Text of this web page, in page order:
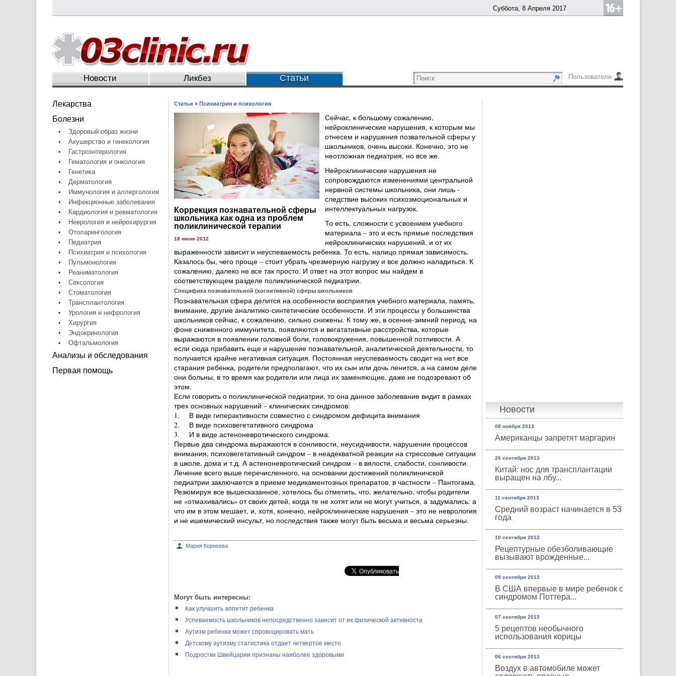
Суббота, 8 Апреля 2017
Пользователи
Новости Ликбез Статьи
Лекарства
Болезни
•
Здоровый образ жизни
•
Акушерство и гинекология
•
Гастроэнтерология
•
Гематология и онкология
•
Генетика
•
Дерматология
•
Иммунология и аллергология
•
Инфекционные заболевания
•
Кардиология и ревматология
•
Неврология и нейрохирургия
•
Отоларингология
•
Педиатрия
•
Психиатрия и психология
•
Пульмонология
•
Реаниматология
•
Сексология
•
Стоматология
•
Трансплантология
•
Урология и нефрология
•
Хирургия
•
Эндокринология
•
Офтальмология
Анализы и обследования
Первая помощь
Новости
08 ноября 2013
Американцы запретят маргарин
26 сентября 2013
Китай: нос для трансплантации
выращен на лбу...
11 сентября 2013
Средний возраст начинается в 53
года
10 сентября 2013
Рецептурные обезболивающие
вызывают врожденные...
09 сентября 2013
В США впервые в мире ребенок с
синдромом Поттера...
07 сентября 2013
5 рецептов необычного
использования корицы
06 сентября 2013
Воздух в автомобиле может
Статьи » Психиатрия и психология
Коррекция познавательной сферы
школьника как одна из проблем
поликлинической терапии
18 июня 2012
Сейчас, к большому сожалению,
нейроклинические нарушения, к которым мы
отнесем и нарушения позвательной сферы у
школьников, очень высоки. Конечно, это не
неотложная педиатрия, но все же.
Нейроклинические нарушения не
сопровождаются изменениями центральной
нервной системы школьника, они лишь -
следствие высоких психоэмоциональных и
интеллектуальных нагрузок.
То есть, сложности с усвоением учебного
материала – это и есть прямые последствия
нейроклинических нарушений, и от их
выраженности зависит и неуспеваемость ребенка. То есть, налицо прямая зависимость.
Казалось бы, чего проще – стоит убрать чрезмерную нагрузку и все должно наладиться. К
сожалению, далеко не все так просто. И ответ на этот вопрос мы найдем в
соответствующем разделе поликлинической педиатрии.
Специфика познавательной (когнитивной) сферы школьников
Познавательная сфера делится на особенности восприятия учебного материала, память,
внимание, другие аналитико-синтетические особенности. И эти процессы у большинства
школьников сейчас, к сожалению, сильно снижены. К тому же, в осенне-зимний период, на
фоне сниженного иммунитета, появляются и вегатативные расстройства, которые
выражаются в появлении головной боли, головокружения, повышенной потливости. А
если сюда прибавить еще и нарушение познавательной, аналитической деятельности, то
получается крайне негативная ситуация. Постоянная неуспеваемость сводит на нет все
старания ребенка, родители предполагают, что их сын или дочь ленится, а на самом деле
они больны, в то время как родители или лица их заменяющие, даже не подозревают об
этом.
Если говорить о поликлинической педиатрии, то она данное заболевание видит в рамках
трех основных нарушений – клинических синдромов:
1. В виде гиперактивности совместно с синдромом дефицита внимания
2. В виде психовегетативного синдрома
3. И в виде астеноневротического синдрома.
Первые два синдрома выражаются в сонливости, неусидчивости, нарушении процессов
внимания, психовегетативный синдром – в неадекватной реакции на стрессовые ситуации
в школе, дома и т.д. А астеноневротический синдром – в вялости, слабости, сонливости.
Лечение всего выше перечисленного, на основании достижений поликлиничской
педиатрии заключается в приеме медикаментозных препаратов, в частности – Пантогама.
Резюмируя все вышесказанное, хотелось бы отметить, что, желательно, чтобы родители
не «отмахивались» от своих детей, когда те не хотят или не могут учиться, а задумались: а
что им в этом мешает, и, хотя, конечно, нейроклинические нарушения – это не неврология
и не ишемический инсульт, но последствия также могут быть весьма и весьма серьезны.
Мария Корнеева
Могут быть интересны:
Как улучшить аппетит ребенка
Успеваемость школьников непосредственно зависит от их физической активности
Аутизм ребенка может спровоцировать мать
Детскому аутизму статистика отдает четвертое место
Подростки Швейцарии признаны наиболее здоровыми